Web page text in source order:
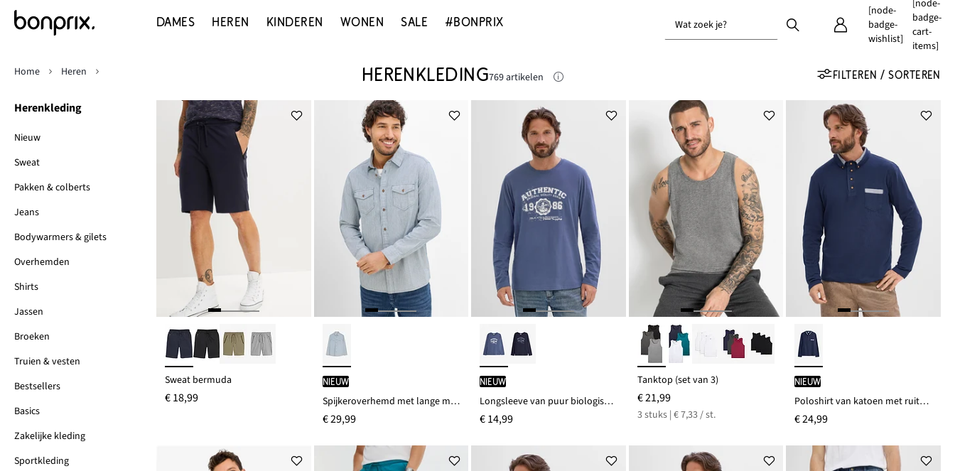
DAMES HEREN KINDEREN WONEN SALE #BONPRIX Wat zoek je?
[node-
badge-
wishlist]
[node-
badge-
cart-
items]
Herenkleding
Nieuw
Sweat
Pakken & colberts
Jeans
Bodywarmers & gilets
Overhemden
Shirts
Jassen
Broeken
Truien & vesten
Bestsellers
Basics
Zakelijke kleding
Sportkleding
Home Heren HERENKLEDING769 artikelen FILTEREN / SORTEREN
Sweat bermuda
€ 18,99
Nieuw
Spijkeroverhemd met lange mouwen, van puur katoen
€ 29,99
Nieuw
Longsleeve van puur biologisch katoen
€ 14,99
Tanktop (set van 3)
€ 21,99
3 stuks | € 7,33 / st.
Nieuw
Poloshirt van katoen met ruiten details
€ 24,99